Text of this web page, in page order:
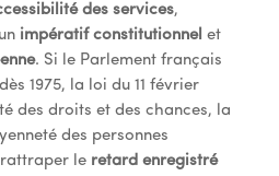
des services,
impératif constitutionnel et
. Si le Parlement français
1975, la loi du 11 février
des droits et des chances, la
des personnes
rattraper leretard enregistré